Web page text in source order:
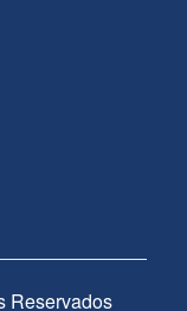
Reservados